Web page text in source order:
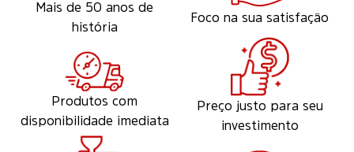
Mais de 50 anos de
história
Foco na sua satisfação
Produtos com
disponibilidade imediata
Preço justo para seu
investimento